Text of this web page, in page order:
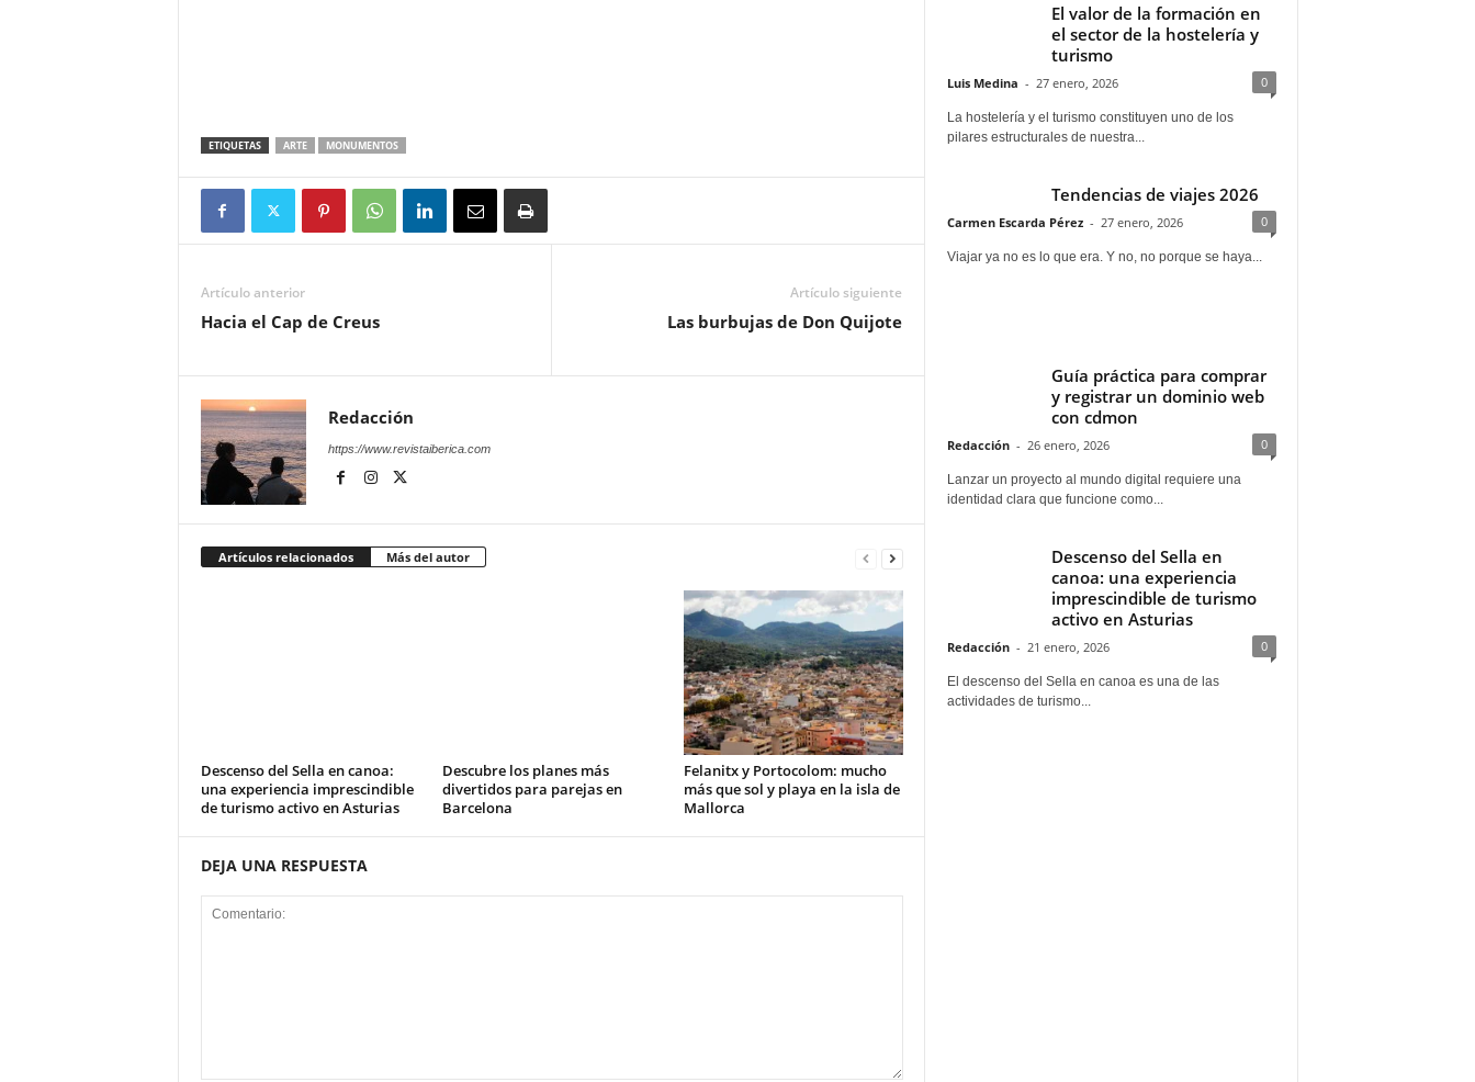
ETIQUETAS ARTE MONUMENTOS
Artículo anterior
Hacia el Cap de Creus
Artículo siguiente
Las burbujas de Don Quijote
Redacción
https://www.revistaiberica.com
Artículos relacionados Más del autor
Descenso del Sella en canoa:
una experiencia imprescindible
de turismo activo en Asturias
Descubre los planes más
divertidos para parejas en
Barcelona
Felanitx y Portocolom: mucho
más que sol y playa en la isla de
Mallorca
DEJA UNA RESPUESTA
El valor de la formación en
el sector de la hostelería y
turismo
Luis Medina - 27 enero, 2026 0
La hostelería y el turismo constituyen uno de los
pilares estructurales de nuestra...
Tendencias de viajes 2026
Carmen Escarda Pérez - 27 enero, 2026 0
Viajar ya no es lo que era. Y no, no porque se haya...
Guía práctica para comprar
y registrar un dominio web
con cdmon
Redacción - 26 enero, 2026 0
Lanzar un proyecto al mundo digital requiere una
identidad clara que funcione como...
Descenso del Sella en
canoa: una experiencia
imprescindible de turismo
activo en Asturias
Redacción - 21 enero, 2026 0
El descenso del Sella en canoa es una de las
actividades de turismo...